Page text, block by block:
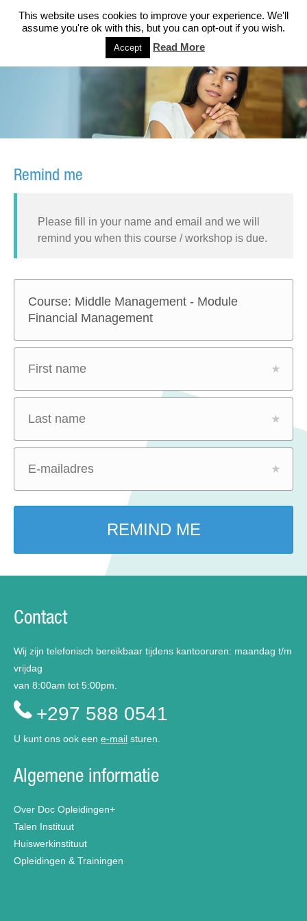
Remind me
Please fill in your name and email and we will
remind you when this course / workshop is due.
Course: Middle Management - Module
Financial Management
This website uses cookies to improve your experience. We'll
assume you're ok with this, but you can opt-out if you wish.
Accept Read More
Contact
Wij zijn telefonisch bereikbaar tijdens kantooruren: maandag t/m
vrijdag
van 8:00am tot 5:00pm.
+297 588 0541
U kunt ons ook een e-mail sturen.
Algemene informatie
Over Doc Opleidingen+
Talen Instituut
Huiswerkinstituut
Opleidingen & Trainingen